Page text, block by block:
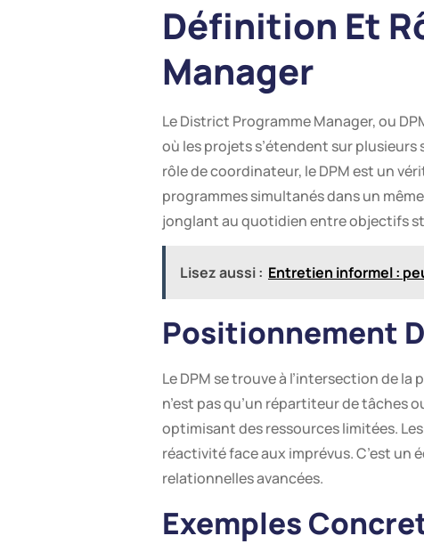
Définition Et
Manager
Le District Programme Manager, ou
où les projets s’étendent sur
rôle de coordinateur, le DPM est un
programmes simultanés dans un
jonglant au quotidien entre objectifs
Lisez aussi : Entretien informel :
Positionnement
Le DPM se trouve à l’intersection de
n’est pas qu’un répartiteur de
optimisant des ressources limitées.
réactivité face aux imprévus. C’est
relationnelles avancées.
Exemples